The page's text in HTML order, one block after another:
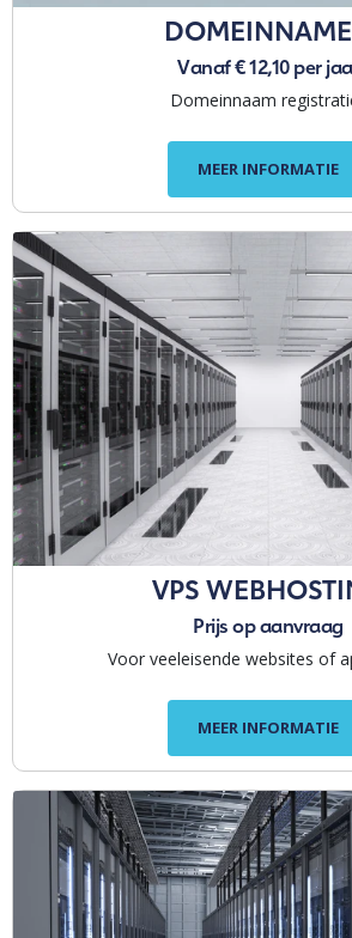
Vanaf € 12,10 per
Domeinnaam
MEER INFORMATIE
VPS
Prijs op aanvraag
Voor veeleisende websites of
MEER INFORMATIE